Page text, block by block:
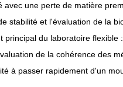
avec une perte de matière
stabilité et l'évaluation de la
principal du laboratoire
de la cohérence des
à passer rapidement d'un